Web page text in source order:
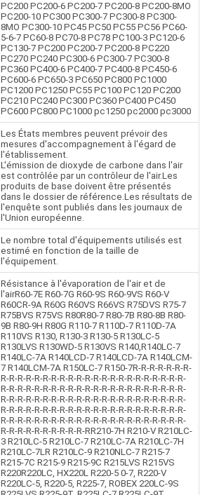
PC200 PC200-6 PC200-7 PC200-8 PC200-8MO
PC200-10 PC300 PC300-7 PC300-8 PC300-
8MO PC300-10 PC45 PC50 PC55 PC56 PC60-
5-6-7 PC60-8 PC70-8 PC78 PC100-3 PC120-6
PC130-7 PC200 PC200-7 PC200-8 PC220
PC270 PC240 PC300-6 PC300-7 PC300-8
PC360 PC400-6 PC400-7 PC400-8 PC450-6
PC600-6 PC650-3 PC650 PC800 PC1000
PC1200 PC1250 PC55 PC100 PC120 PC200
PC210 PC240 PC300 PC360 PC400 PC450
PC600 PC800 PC1000 pc1250 pc2000 pc3000
Les États membres peuvent prévoir des
mesures d'accompagnement à l'égard de
l'établissement.
L'émission de dioxyde de carbone dans l'air
est contrôlée par un contrôleur de l'air.Les
produits de base doivent être présentés
dans le dossier de référence.Les résultats de
l'enquête sont publiés dans les journaux de
l'Union européenne.
Le nombre total d'équipements utilisés est
estimé en fonction de la taille de
l'équipement.
Résistance à l'évaporation de l'air et de
l'airR60-7E R60-7G R60-9S R60-9VS R60-V
R60CR-9A R60G R60VS R66VS R75DVS R75-7
R75BVS R75VS R80R80-7 R80-7B R80-8B R80-
9B R80-9H R80G R110-7 R110D-7 R110D-7A
R110VS R130, R130-3 R130-5 R130LC-5
R130LVS R130WD-5 R130VS R140,R140LC-7
R140LC-7A R140LCD-7 R140LCD-7A R140LCM-
7 R140LCM-7A R150LC-7 R150-7R-R-R-R-R-R-R-
R-R-R-R-R-R-R-R-R-R-R-R-R-R-R-R-R-R-R-R-R-R-
R-R-R-R-R-R-R-R-R-R-R-R-R-R-R-R-R-R-R-R-R-R-
R-R-R-R-R-R-R-R-R-R-R-R-R-R-R-R-R-R-R-R-R-R-
R-R-R-R-R-R-R-R-R-R-R-R-R-R-R-R-R-R-R-R-R-R-
R-R-R-R-R-R-R-R-R-R-R-R-R-R-R-R-R-R-R-R-R-R-
R-R-R-R-R-R-R-R-R-R-RR210-7H R210-V R210LC-
3 R210LC-5 R210LC-7 R210LC-7A R210LC-7H
R210LC-7LR R210LC-9 R210NLC-7 R215-7
R215-7C R215-9 R215-9C R215LVS R215VS
R220R220LC, HX220L R220-5 0-7, R220-V
R220LC-5, R220-5, R225-7, ROBEX 220LC-9S